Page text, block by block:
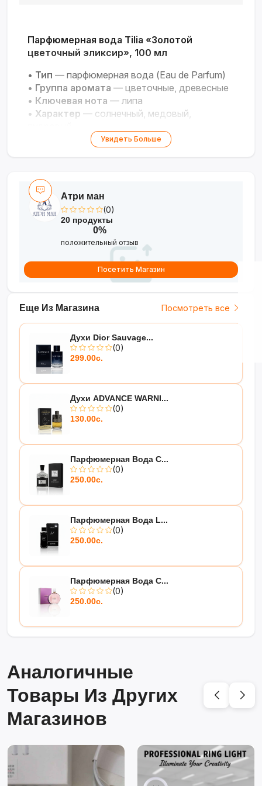
Парфюмерная вода Tilia «Золотой
цветочный эликсир», 100 мл
• Тип — парфюмерная вода (Eau de Parfum)
• Группа аромата — цветочные, древесные
• Ключевая нота — липа
• Характер — солнечный, медовый,
Настроение
— светлый, женственный,
•Особенность
флакона
Воплощение вечного лета и солнечного
света в изысканном цветочном аромате.
Увидеть Больше
Еще Из Магазина Посмотреть все
Духи Dior Sauvage...
(0)
299.00с.
Духи ADVANCE WARNI...
(0)
130.00с.
Парфюмерная Вода C...
(0)
250.00с.
Парфюмерная Вода L...
(0)
250.00с.
Парфюмерная Вода C...
(0)
250.00с.
Атри ман
(0)
20 продукты
0%
положительный отзыв
Посетить Магазин
Аналогичные
Товары Из Других
Магазинов